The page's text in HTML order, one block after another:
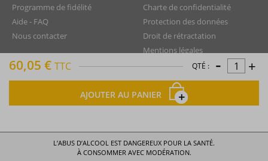
60,05 € TTC QTÉ : - +
AJOUTER AU PANIER
Programme de fidélité
Aide - FAQ
Nous contacter
Charte de confidentialité
Protection des données
Droit de rétractation
Mentions légales
Plan du site
L’ABUS D’ALCOOL EST DANGEREUX POUR LA SANTÉ.
À CONSOMMER AVEC MODÉRATION.